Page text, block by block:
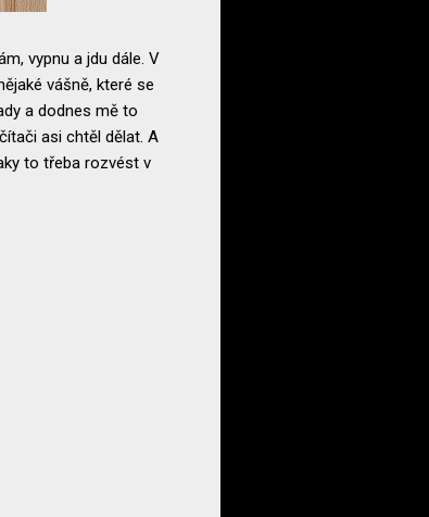
vypnu a jdu dále. V
vášně, které se
a dodnes mě to
asi chtěl dělat. A
to třeba rozvést v